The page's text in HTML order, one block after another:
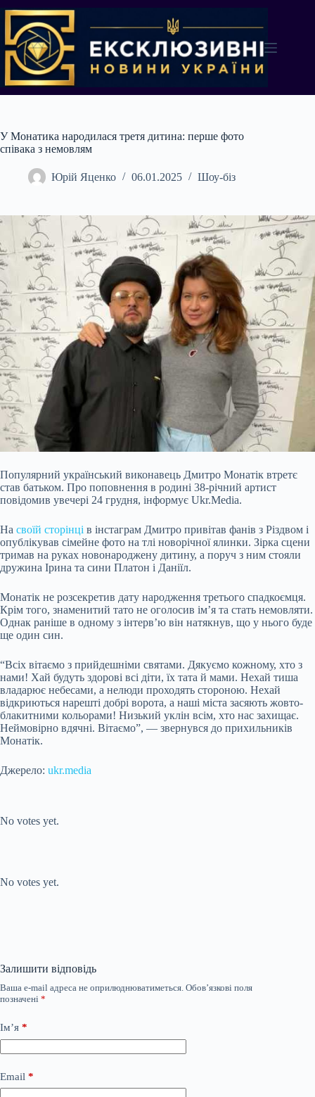
до
вмісту
У Монатика народилася третя дитина: перше фото
співака з немовлям
Юрій Яценко 06.01.2025 Шоу-біз
Популярний український виконавець Дмитро Монатік втретє
став батьком. Про поповнення в родині 38-річний артист
повідомив увечері 24 грудня, інформує Ukr.Media.
На своїй сторінці в інстаграм Дмитро привітав фанів з Різдвом і
опублікував сімейне фото на тлі новорічної ялинки. Зірка сцени
тримав на руках новонароджену дитину, а поруч з ним стояли
дружина Ірина та сини Платон і Даніїл.
Монатік не розсекретив дату народження третього спадкоємця.
Крім того, знаменитий тато не оголосив ім’я та стать немовляти.
Однак раніше в одному з інтерв’ю він натякнув, що у нього буде
ще один син.
“Всіх вітаємо з прийдешніми святами. Дякуємо кожному, хто з
нами! Хай будуть здорові всі діти, їх тата й мами. Нехай тиша
владарює небесами, а нелюди проходять стороною. Нехай
відкриються нарешті добрі ворота, а наші міста засяють жовто-
блакитними кольорами! Низький уклін всім, хто нас захищає.
Неймовірно вдячні. Вітаємо”, — звернувся до прихильників
Монатік.
Джерело: ukr.media
No votes yet.
No votes yet.
Залишити відповідь
Ваша e-mail адреса не оприлюднюватиметься. Обов’язкові поля
позначені *
Ім’я *
Email *